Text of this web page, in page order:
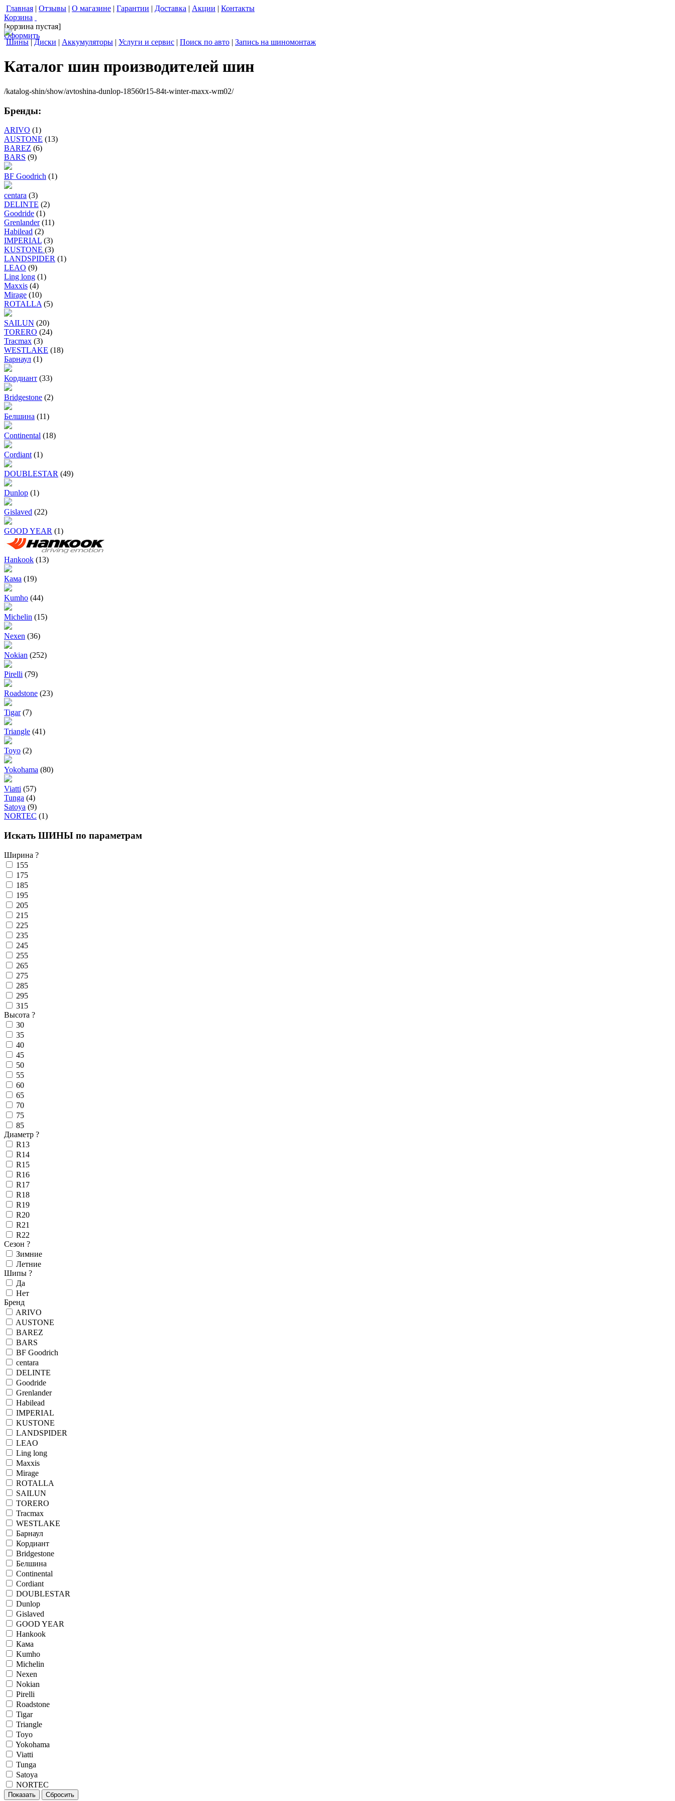
Главная | Отзывы | О магазине | Гарантии | Доставка | Акции | Контакты
Корзина
[корзина пустая]
Оформить
Шины | Диски | Аккумуляторы | Услуги и сервис | Поиск по авто | Запись на шиномонтаж
Каталог шин производителей шин
/katalog-shin/show/avtoshina-dunlop-18560r15-84t-winter-maxx-wm02/
Бренды:
ARIVO (1)
AUSTONE (13)
BAREZ (6)
BARS (9)
BF Goodrich (1)
centara (3)
DELINTE (2)
Goodride (1)
Grenlander (11)
Habilead (2)
IMPERIAL (3)
KUSTONE (3)
LANDSPIDER (1)
LEAO (9)
Ling long (1)
Maxxis (4)
Mirage (10)
ROTALLA (5)
SAILUN (20)
TORERO (24)
Tracmax (3)
WESTLAKE (18)
Барнаул (1)
Кордиант (33)
Bridgestone (2)
Белшина (11)
Continental (18)
Cordiant (1)
DOUBLESTAR (49)
Dunlop (1)
Gislaved (22)
GOOD YEAR (1)
Hankook (13)
Кама (19)
Kumho (44)
Michelin (15)
Nexen (36)
Nokian (252)
Pirelli (79)
Roadstone (23)
Tigar (7)
Triangle (41)
Toyo (2)
Yokohama (80)
Viatti (57)
Tunga (4)
Satoya (9)
NORTEC (1)
Искать ШИНЫ по параметрам
Ширина ?
155
175
185
195
205
215
225
235
245
255
265
275
285
295
315
Высота ?
30
35
40
45
50
55
60
65
70
75
85
Диаметр ?
R13
R14
R15
R16
R17
R18
R19
R20
R21
R22
Сезон ?
Зимние
Летние
Шипы ?
Да
Нет
Бренд
ARIVO
AUSTONE
BAREZ
BARS
BF Goodrich
centara
DELINTE
Goodride
Grenlander
Habilead
IMPERIAL
KUSTONE
LANDSPIDER
LEAO
Ling long
Maxxis
Mirage
ROTALLA
SAILUN
TORERO
Tracmax
WESTLAKE
Барнаул
Кордиант
Bridgestone
Белшина
Continental
Cordiant
DOUBLESTAR
Dunlop
Gislaved
GOOD YEAR
Hankook
Кама
Kumho
Michelin
Nexen
Nokian
Pirelli
Roadstone
Tigar
Triangle
Toyo
Yokohama
Viatti
Tunga
Satoya
NORTEC
Показать Сбросить